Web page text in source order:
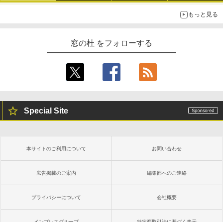
もっと見る
窓の杜 をフォローする
Special Site
本サイトのご利用について お問い合わせ
広告掲載のご案内 編集部へのご連絡
プライバシーについて 会社概要